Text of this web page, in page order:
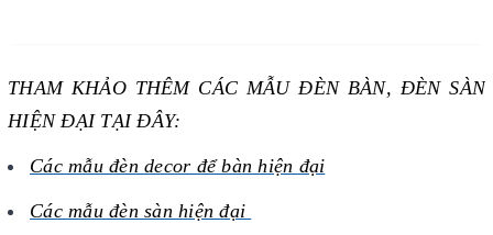
THAM KHẢO THÊM CÁC MẪU ĐÈN BÀN, ĐÈN SÀN
HIỆN ĐẠI TẠI ĐÂY:
Các mẫu đèn decor để bàn hiện đại
Các mẫu đèn sàn hiện đại